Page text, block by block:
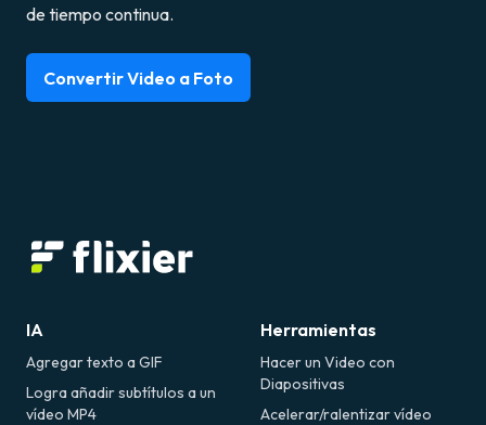
de tiempo continua.
Convertir Video a Foto
IA
Agregar texto a GIF
Logra añadir subtítulos a un
vídeo MP4
Herramientas
Hacer un Video con
Diapositivas
Acelerar/ralentizar vídeo